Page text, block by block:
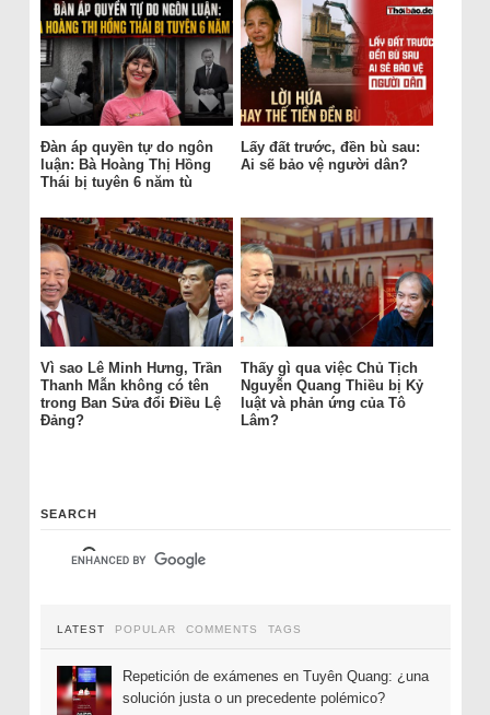
Đàn áp quyền tự do ngôn
luận: Bà Hoàng Thị Hồng
Thái bị tuyên 6 năm tù
Lấy đất trước, đền bù sau:
Ai sẽ bảo vệ người dân?
Vì sao Lê Minh Hưng, Trần
Thanh Mẫn không có tên
trong Ban Sửa đổi Điều Lệ
Đảng?
Thấy gì qua việc Chủ Tịch
Nguyễn Quang Thiều bị Kỷ
luật và phản ứng của Tô
Lâm?
SEARCH
LATEST POPULAR COMMENTS TAGS
Repetición de exámenes en Tuyên Quang: ¿una
solución justa o un precedente polémico?